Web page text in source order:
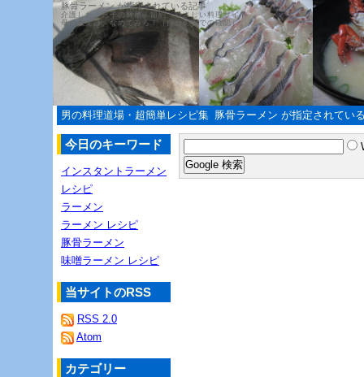
豚骨ラーメン が指定されている記事
介護した、息子の簡単・節約・やさしい料理サイト
母の教えは、なめてみろ！（自分の舌での確認）
男の料理道場・超簡単レシピ集 豚骨ラーメン が指定されてい
今日のキーワード
インスタントラーメン
レシピ
ラーメン
ラーメン レシピ
豚骨ラーメン
味噌ラーメン レシピ
当サイトのRSS
RSS 2.0
Atom
カテゴリー